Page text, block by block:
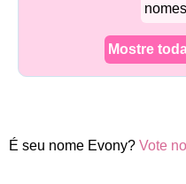
Mostre
É seu nome Evony? Vote